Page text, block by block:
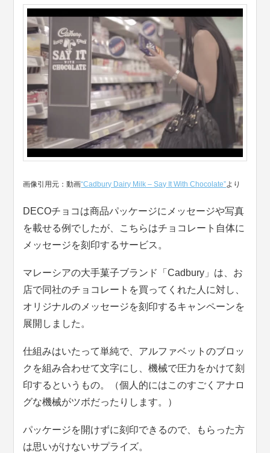
画像引用元：動画“Cadbury Dairy Milk – Say It With Chocolate”より
DECOチョコは商品パッケージにメッセージや写真
を載せる例でしたが、こちらはチョコレート自体に
メッセージを刻印するサービス。
マレーシアの大手菓子ブランド「Cadbury」は、お
店で同社のチョコレートを買ってくれた人に対し、
オリジナルのメッセージを刻印するキャンペーンを
展開しました。
仕組みはいたって単純で、アルファベットのブロッ
クを組み合わせて文字にし、機械で圧力をかけて刻
印するというもの。（個人的にはこのすごくアナロ
グな機械がツボだったりします。）
パッケージを開けずに刻印できるので、もらった方
は思いがけないサプライズ。